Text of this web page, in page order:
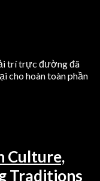
trí trực đường đã
cho hoàn toàn phần
Culture,
Traditions